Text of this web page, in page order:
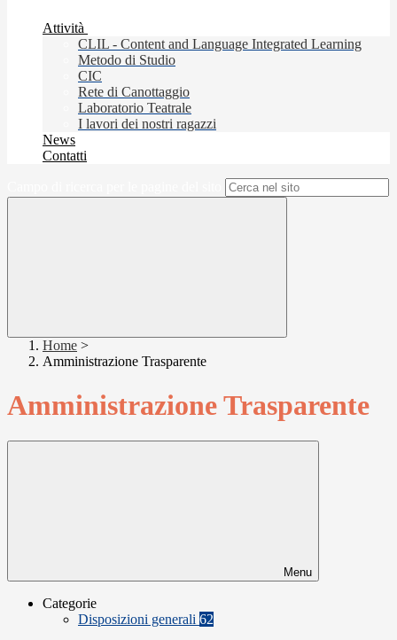
Attività
CLIL - Content and Language Integrated Learning
Metodo di Studio
CIC
Rete di Canottaggio
Laboratorio Teatrale
I lavori dei nostri ragazzi
News
Contatti
Home >
Amministrazione Trasparente
Amministrazione Trasparente
Menu
Categorie
Disposizioni generali 62